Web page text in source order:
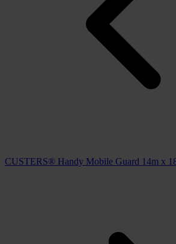
CUSTERS® Handy Mobile Guard 14m x